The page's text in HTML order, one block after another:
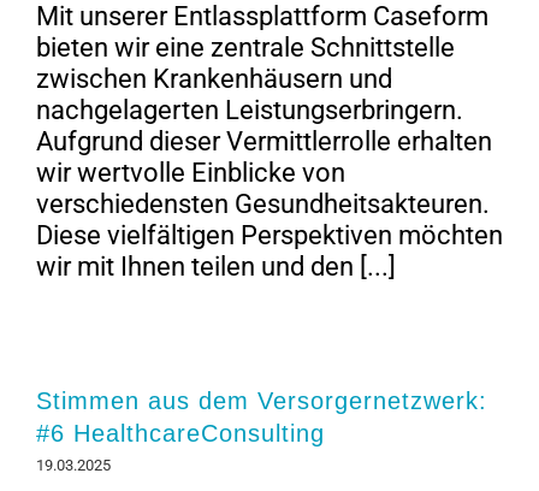
Mit unserer Entlassplattform Caseform
bieten wir eine zentrale Schnittstelle
zwischen Krankenhäusern und
nachgelagerten Leistungserbringern.
Aufgrund dieser Vermittlerrolle erhalten
wir wertvolle Einblicke von
verschiedensten Gesundheitsakteuren.
Diese vielfältigen Perspektiven möchten
wir mit Ihnen teilen und den [...]
Stimmen aus dem Versorgernetzwerk:
#6 HealthcareConsulting
19.03.2025